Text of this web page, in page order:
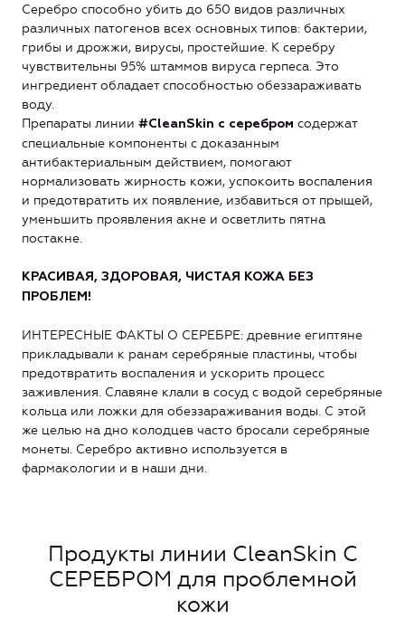
Серебро способно убить до 650 видов различных
различных патогенов всех основных типов: бактерии,
грибы и дрожжи, вирусы, простейшие. К серебру
чувствительны 95% штаммов вируса герпеса. Это
ингредиент обладает способностью обеззараживать
воду.
Препараты линии #CleanSkin с серебром содержат
специальные компоненты с доказанным
антибактериальным действием, помогают
нормализовать жирность кожи, успокоить воспаления
и предотвратить их появление, избавиться от прыщей,
уменьшить проявления акне и осветлить пятна
постакне.
КРАСИВАЯ, ЗДОРОВАЯ, ЧИСТАЯ КОЖА БЕЗ
ПРОБЛЕМ!
ИНТЕРЕСНЫЕ ФАКТЫ О СЕРЕБРЕ: древние египтяне
прикладывали к ранам серебряные пластины, чтобы
предотвратить воспаления и ускорить процесс
заживления. Славяне клали в сосуд с водой серебряные
кольца или ложки для обеззараживания воды. С этой
же целью на дно колодцев часто бросали серебряные
монеты. Серебро активно используется в
фармакологии и в наши дни.
Продукты линии CleanSkin С
СЕРЕБРОМ для проблемной
кожи